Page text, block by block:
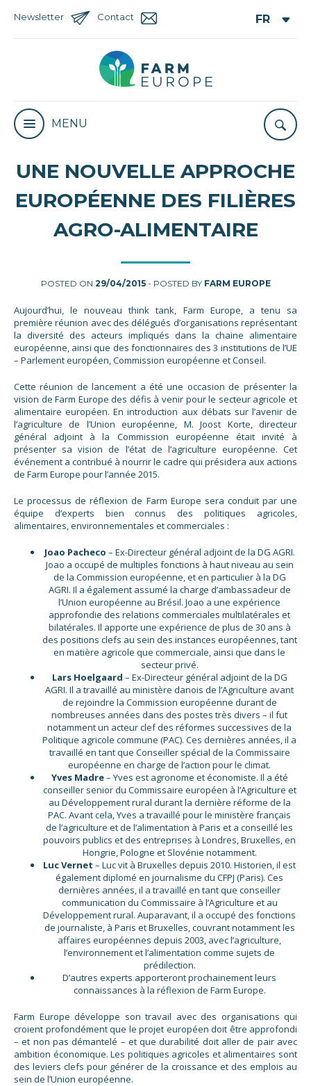
Newsletter Contact
MENU
UNE NOUVELLE APPROCHE
EUROPÉENNE DES FILIÈRES
AGRO-ALIMENTAIRE
POSTED ON 29/04/2015- POSTED BY FARM EUROPE
Aujourd’hui, le nouveau think tank, Farm Europe, a tenu sa
première réunion avec des délégués d’organisations représentant
la diversité des acteurs impliqués dans la chaine alimentaire
européenne, ainsi que des fonctionnaires des 3 institutions de l’UE
– Parlement européen, Commission européenne et Conseil.
Cette réunion de lancement a été une occasion de présenter la
vision de Farm Europe des défis à venir pour le secteur agricole et
alimentaire européen. En introduction aux débats sur l’avenir de
l’agriculture de l’Union européenne, M. Joost Korte, directeur
général adjoint à la Commission européenne était invité à
présenter sa vision de l’état de l’agriculture européenne. Cet
événement a contribué à nourrir le cadre qui présidera aux actions
de Farm Europe pour l’année 2015.
Le processus de réflexion de Farm Europe sera conduit par une
équipe d’experts bien connus des politiques agricoles,
alimentaires, environnementales et commerciales :
Joao Pacheco – Ex-Directeur général adjoint de la DG AGRI.
Joao a occupé de multiples fonctions à haut niveau au sein
de la Commission européenne, et en particulier à la DG
AGRI. Il a également assumé la charge d’ambassadeur de
l’Union européenne au Brésil. Joao a une expérience
approfondie des relations commerciales multilatérales et
bilatérales. Il apporte une expérience de plus de 30 ans à
des positions clefs au sein des instances européennes, tant
en matière agricole que commerciale, ainsi que dans le
secteur privé.
Lars Hoelgaard – Ex-Directeur général adjoint de la DG
AGRI. Il a travaillé au ministère danois de l’Agriculture avant
de rejoindre la Commission européenne durant de
nombreuses années dans des postes très divers – il fut
notamment un acteur clef des réformes successives de la
Politique agricole commune (PAC). Ces dernières années, il a
travaillé en tant que Conseiller spécial de la Commissaire
européenne en charge de l’action pour le climat.
Yves Madre– Yves est agronome et économiste. Il a été
conseiller senior du Commissaire européen à l’Agriculture et
au Développement rural durant la dernière réforme de la
PAC. Avant cela, Yves a travaillé pour le ministère français
de l’agriculture et de l’alimentation à Paris et a conseillé les
pouvoirs publics et des entreprises à Londres, Bruxelles, en
Hongrie, Pologne et Slovénie notamment.
Luc Vernet – Luc vit à Bruxelles depuis 2010. Historien, il est
également diplomé en journalisme du CFPJ (Paris). Ces
dernières années, il a travaillé en tant que conseiller
communication du Commissaire à l’Agriculture et au
Développement rural. Auparavant, il a occupé des fonctions
de journaliste, à Paris et Bruxelles, couvrant notamment les
affaires européennes depuis 2003, avec l’agriculture,
l’environnement et l’alimentation comme sujets de
prédilection.
D’autres experts apporteront prochainement leurs
connaissances à la réflexion de Farm Europe.
Farm Europe développe son travail avec des organisations qui
croient profondément que le projet européen doit être approfondi
– et non pas démantelé – et que durabilité doit aller de pair avec
ambition économique. Les politiques agricoles et alimentaires sont
des leviers clefs pour générer de la croissance et des emplois au
sein de l’Union européenne.